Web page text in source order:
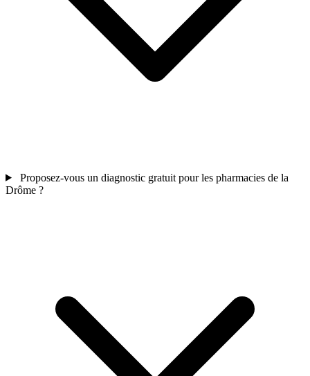
Proposez-vous un diagnostic gratuit pour les pharmacies de la
Drôme ?